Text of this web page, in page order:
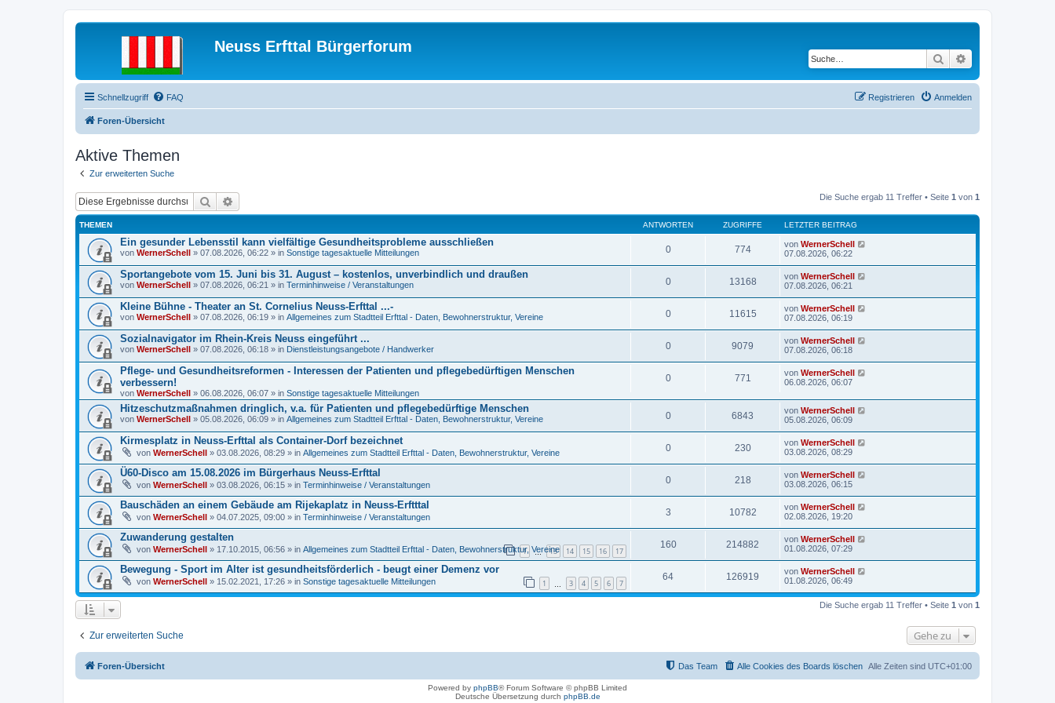
Neuss Erfttal Bürgerforum
Suche
Schnellzugriff FAQ Anmelden
Registrieren
Foren-Übersicht
Aktive Themen
Zur erweiterten Suche
Suche Die Suche ergab 11 Treffer • Seite 1 von 1
THEMEN ANTWORTEN ZUGRIFFE LETZTER BEITRAG
Ein gesunder Lebensstil kann vielfältige Gesundheitsprobleme ausschließen
von WernerSchell » 07.08.2026, 06:22 » in Sonstige tagesaktuelle Mitteilungen 0 774 von WernerSchell
07.08.2026, 06:22
Sportangebote vom 15. Juni bis 31. August – kostenlos, unverbindlich und draußen
von WernerSchell » 07.08.2026, 06:21 » in Terminhinweise / Veranstaltungen 0 13168 von WernerSchell
07.08.2026, 06:21
Kleine Bühne - Theater an St. Cornelius Neuss-Erfttal ...-
von WernerSchell » 07.08.2026, 06:19 » in Allgemeines zum Stadtteil Erfttal - Daten, Bewohnerstruktur, Vereine 0 11615 von WernerSchell
07.08.2026, 06:19
Sozialnavigator im Rhein-Kreis Neuss eingeführt ...
von WernerSchell » 07.08.2026, 06:18 » in Dienstleistungsangebote / Handwerker 0 9079 von WernerSchell
07.08.2026, 06:18
Pflege- und Gesundheitsreformen - Interessen der Patienten und pflegebedürftigen Menschen
verbessern!
von WernerSchell » 06.08.2026, 06:07 » in Sonstige tagesaktuelle Mitteilungen
0 771 von WernerSchell
06.08.2026, 06:07
Hitzeschutzmaßnahmen dringlich, v.a. für Patienten und pflegebedürftige Menschen
von WernerSchell » 05.08.2026, 06:09 » in Allgemeines zum Stadtteil Erfttal - Daten, Bewohnerstruktur, Vereine 0 6843 von WernerSchell
05.08.2026, 06:09
Kirmesplatz in Neuss-Erfttal als Container-Dorf bezeichnet
von WernerSchell » 03.08.2026, 08:29 » in Allgemeines zum Stadtteil Erfttal - Daten, Bewohnerstruktur, Vereine 0 230 von WernerSchell
03.08.2026, 08:29
Ü60-Disco am 15.08.2026 im Bürgerhaus Neuss-Erfttal
von WernerSchell » 03.08.2026, 06:15 » in Terminhinweise / Veranstaltungen 0 218 von WernerSchell
03.08.2026, 06:15
Bauschäden an einem Gebäude am Rijekaplatz in Neuss-Erftttal
von WernerSchell » 04.07.2025, 09:00 » in Terminhinweise / Veranstaltungen 3 10782 von WernerSchell
02.08.2026, 19:20
Zuwanderung gestalten
von WernerSchell » 17.10.2015, 06:56 » in Allgemeines zum Stadtteil Erfttal - Daten, Bewohnerstruktur, Vereine
1 … 13 14 15 16 17
160 214882 von WernerSchell
01.08.2026, 07:29
Bewegung - Sport im Alter ist gesundheitsförderlich - beugt einer Demenz vor
von WernerSchell » 15.02.2021, 17:26 » in Sonstige tagesaktuelle Mitteilungen 1 3 4 5 6 7
64 126919 von WernerSchell
01.08.2026, 06:49
Die Suche ergab 11 Treffer • Seite 1 von 1
Zur erweiterten Suche Gehe zu
Foren-Übersicht Alle Zeiten sind UTC+01:00
Alle Cookies des Boards löschen
Das Team
Powered by phpBB® Forum Software © phpBB Limited
Deutsche Übersetzung durch phpBB.de